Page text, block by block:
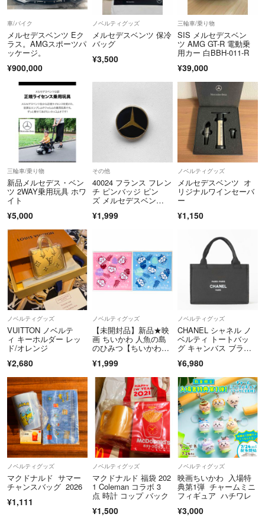
車/バイク
メルセデスベンツ Eク
ラス。AMGスポーツパ
ッケージ。
¥900,000
ノベルティグッズ
メルセデスベンツ 保冷
バッグ
¥3,500
三輪車/乗り物
SIS メルセデスベン
ツ AMG GT-R 電動乗
用カー 白BBH-011-R
¥39,000
三輪車/乗り物
新品メルセデス・ベン
ツ 2WAY乗用玩具 ホワ
イト
¥5,000
その他
40024 フランス フレン
チ ピンバッジ ピン
ズ メルセデスベン
¥1,999
ノベルティグッズ
メルセデスベンツ オ
リジナルワインセーバ
ー
¥1,150
ノベルティグッズ
VUITTON ノベルテ
ィ キーホルダー レッ
ド/オレンジ
¥2,680
ノベルティグッズ
【未開封品】新品★映
画 ちいかわ 人魚の島
のひみつ【ちいかわ＆
★オリジナル★マルチ
クリーナー★2点セッ
ト
¥1,999
ノベルティグッズ
CHANEL シャネル ノ
ベルティ トートバッ
グ キャンバス ブラッ
¥6,980
ノベルティグッズ
マクドナルド サマー
チャンスバッグ 2026
¥1,111
ノベルティグッズ
マクドナルド 福袋 202
1 Coleman コラボ 3
点 時計 コップ バック
¥1,500
ノベルティグッズ
映画ちいかわ 入場特
典第1弾 チャームミニ
フィギュア ハチワレ
¥3,000